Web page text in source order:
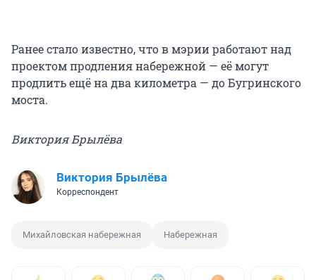
Ранее стало известно, что в мэрии работают над
проектом продления набережной — её могут
продлить ещё на два километра — до Бугринского
моста.
Виктория Брылёва
Виктория Брылёва
Корреспондент
Михайловская набережная Набережная